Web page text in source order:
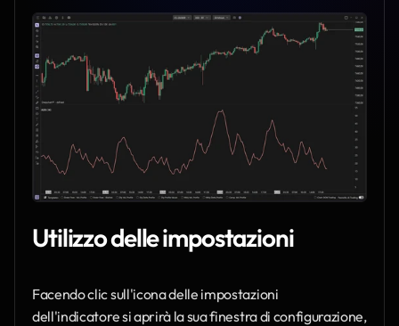
Utilizzo delle impostazioni
Facendo clic sull'icona delle impostazioni
dell'indicatore si aprirà la sua finestra di configurazione,